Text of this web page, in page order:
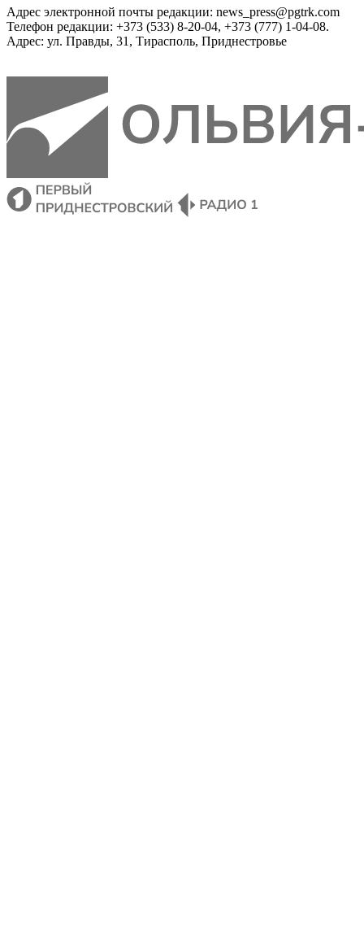
Адрес электронной почты редакции: news_press@pgtrk.com
Телефон редакции: +373 (533) 8-20-04, +373 (777) 1-04-08.
Адрес: ул. Правды, 31, Тирасполь, Приднестровье